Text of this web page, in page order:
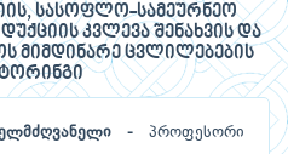
სასოფლო-სამეურნეო
კვლევა შენახვის და
მიმდინარე ცვლილებების
- პროფესორი